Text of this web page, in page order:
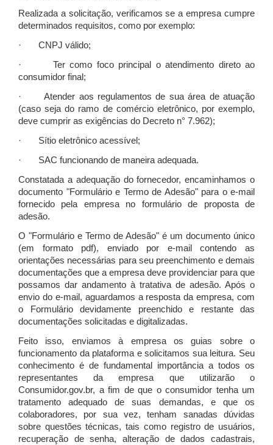
Realizada a solicitação, verificamos se a empresa cumpre
determinados requisitos, como por exemplo:
· CNPJ válido;
· Ter como foco principal o atendimento direto ao
consumidor final;
· Atender aos regulamentos de sua área de atuação
(caso seja do ramo de comércio eletrônico, por exemplo,
deve cumprir as exigências do Decreto n° 7.962);
· Sítio eletrônico acessível;
· SAC funcionando de maneira adequada.
Constatada a adequação do fornecedor, encaminhamos o
documento "Formulário e Termo de Adesão" para o e-mail
fornecido pela empresa no formulário de proposta de
adesão.
O "Formulário e Termo de Adesão" é um documento único
(em formato pdf), enviado por e-mail contendo as
orientações necessárias para seu preenchimento e demais
documentações que a empresa deve providenciar para que
possamos dar andamento à tratativa de adesão. Após o
envio do e-mail, aguardamos a resposta da empresa, com
o Formulário devidamente preenchido e restante das
documentações solicitadas e digitalizadas.
Feito isso, enviamos à empresa os guias sobre o
funcionamento da plataforma e solicitamos sua leitura. Seu
conhecimento é de fundamental importância a todos os
representantes da empresa que utilizarão o
Consumidor.gov.br, a fim de que o consumidor tenha um
tratamento adequado de suas demandas, e que os
colaboradores, por sua vez, tenham sanadas dúvidas
sobre questões técnicas, tais como registro de usuários,
recuperação de senha, alteração de dados cadastrais,